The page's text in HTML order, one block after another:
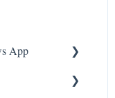
R Series
ECOM
App